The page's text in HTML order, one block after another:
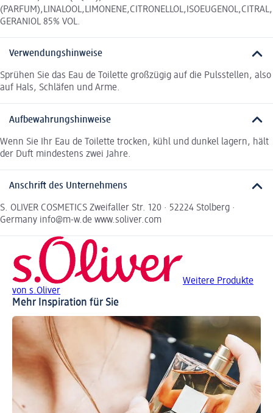
(PARFUM),LINALOOL,LIMONENE,CITRONELLOL,ISOEUGENOL,CITRAL,
GERANIOL 85% VOL.
Verwendungshinweise
Sprühen Sie das Eau de Toilette großzügig auf die Pulsstellen, also
auf Hals, Schläfen und Arme.
Aufbewahrungshinweise
Wenn Sie Ihr Eau de Toilette trocken, kühl und dunkel lagern, hält
der Duft mindestens zwei Jahre.
Anschrift des Unternehmens
S. OLIVER COSMETICS Zweifaller Str. 120 · 52224 Stolberg ·
Germany info@m-w.de www.soliver.com
Weitere Produkte
von s.Oliver
Mehr Inspiration für Sie